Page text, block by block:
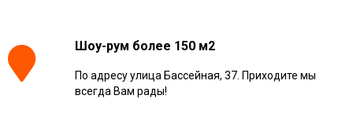
Шоу-рум более 150 м2
По адресу улица Бассейная, 37. Приходите мы
всегда Вам рады!